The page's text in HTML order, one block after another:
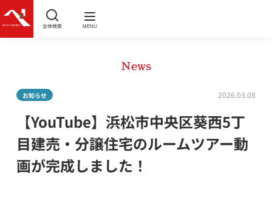
全体検索 MENU
News
お知らせ 2026.03.08
【YouTube】浜松市中央区葵西5丁
目建売・分譲住宅のルームツアー動
画が完成しました！